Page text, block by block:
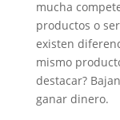
mucha
productos o
existen
mismo
destacar?
ganar dinero.